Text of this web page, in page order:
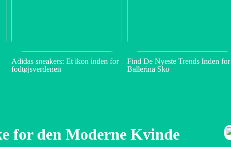
Adidas sneakers: Et ikon inden for
fodtøjsverdenen
Find De Nyeste Trends Inden for
Ballerina Sko
for den Moderne Kvinde